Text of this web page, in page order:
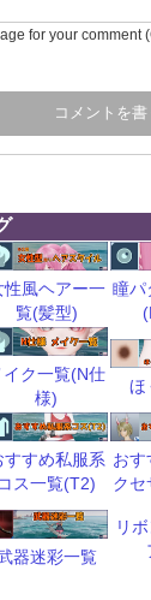
for your comment
性風ヘアー一
覧(髪型)
瞳パ
イク一覧(N仕
様)
ほ
すすめ私服系
コス一覧(T2)
おす
クセ
器迷彩一覧
リ